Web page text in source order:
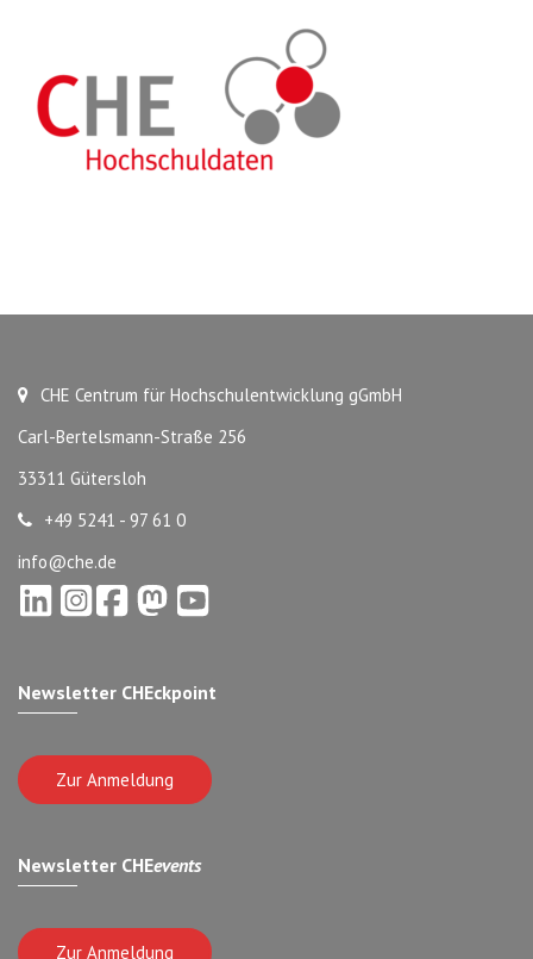
CHE Centrum für Hochschulentwicklung gGmbH
Carl-Bertelsmann-Straße 256
33311 Gütersloh
+49 5241 - 97 61 0
info@che.de
Newsletter CHEckpoint
Zur Anmeldung
Newsletter CHEevents
Zur Anmeldung